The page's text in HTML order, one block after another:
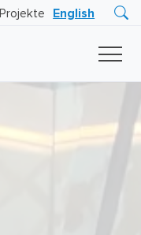
Projekte English
Insights
LEVATOR